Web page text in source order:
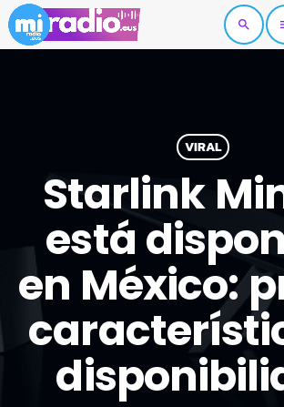
search
VIRAL
Starlink
está
en México: